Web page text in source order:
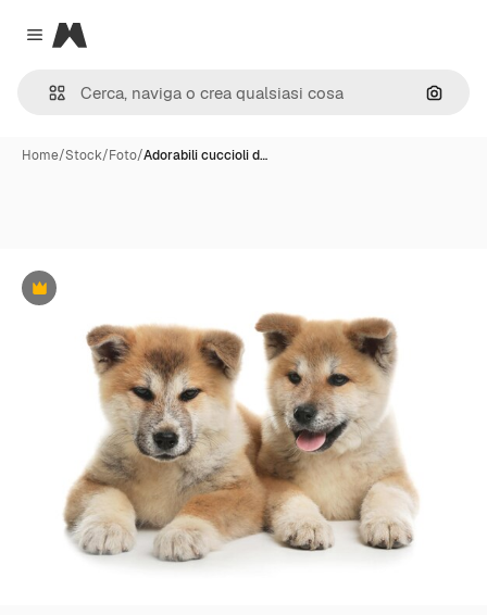
Close menu
Magnific
Cerca
Home/Stock/Foto/Adorabili cuccioli d…
Premium